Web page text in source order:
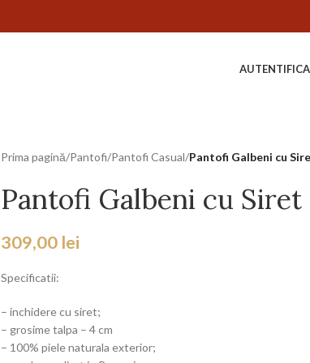
Prima pagină/Pantofi/Pantofi Casual/Pantofi Galbeni cu
Pantofi Galbeni cu Siret
309,00 lei
Specificatii:
– inchidere cu siret;
– grosime talpa – 4 cm
– 100% piele naturala exterior;